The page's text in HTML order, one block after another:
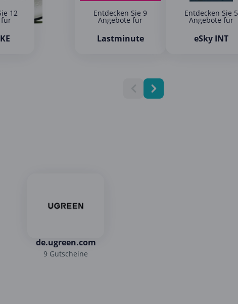
12
für
Entdecken Sie 9
Angebote für
Lastminute
Entdecken Sie 5
Angebote für
eSky INT
de.ugreen.com
9 Gutscheine